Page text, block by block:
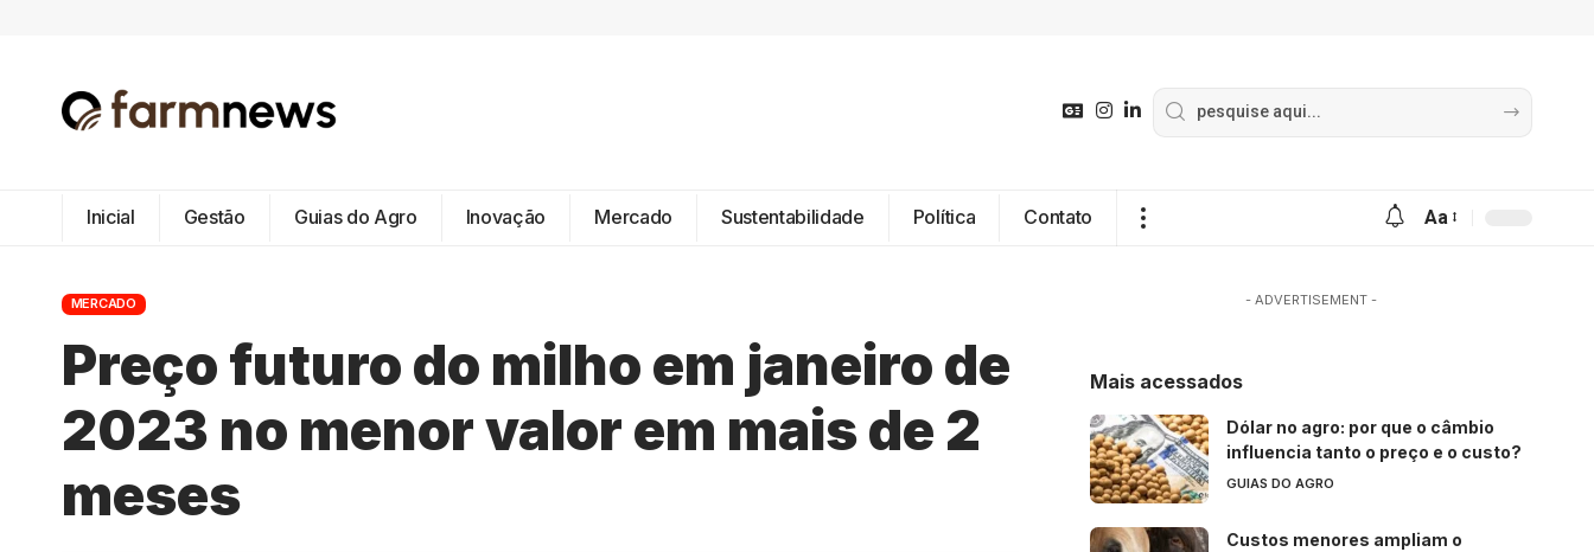
Inicial Gestão Guias do Agro Inovação Mercado Sustentabilidade Política Contato Aa
MERCADO
Preço futuro do milho em janeiro de
2023 no menor valor em mais de 2
meses
- ADVERTISEMENT -
Mais acessados
Dólar no agro: por que o câmbio
influencia tanto o preço e o custo?
GUIAS DO AGRO
Custos menores ampliam o